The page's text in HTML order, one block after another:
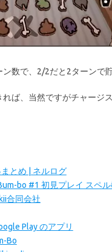
数で、2/2だと2ターンで
ば、当然ですがチャージ
とめ | ネルログ
bo #1 初見プレイ スペ
合同会社
Play のアプリ
Bo